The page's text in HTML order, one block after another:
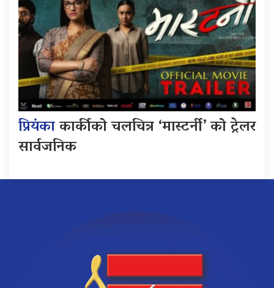
प्रियंकाकार्कीको चलचित्र ‘मास्टर्नी’ को ट्रेलर
सार्वजनिक